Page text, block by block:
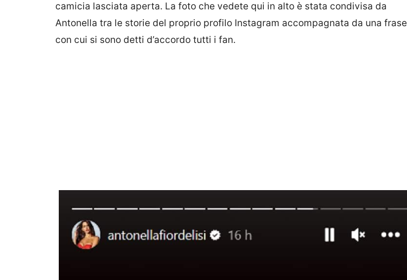
camicia lasciata aperta. La foto che vedete qui in alto è stata condivisa da
Antonella tra le storie del proprio profilo Instagram accompagnata da una frase
con cui si sono detti d’accordo tutti i fan.